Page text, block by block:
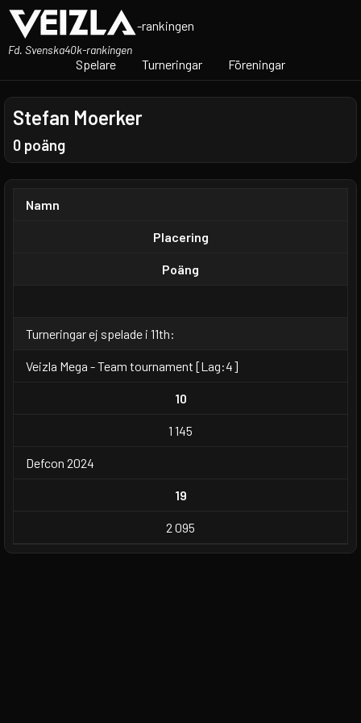
-rankingen
Fd. Svenska40k-rankingen
Spelare Turneringar Föreningar
Stefan Moerker
0 poäng
Namn
Placering
Poäng
Turneringar ej spelade i 11th:
Veizla Mega - Team tournament [Lag:4]
10
1 145
Defcon 2024
19
2 095